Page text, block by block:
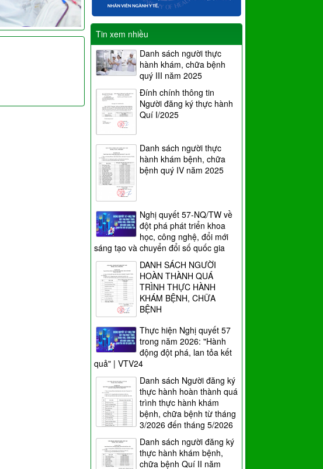
Tin xem nhiều
Danh sách người thực
hành khám, chữa bệnh
quý III năm 2025
Đính chính thông tin
Người đăng ký thực hành
Quí I/2025
Danh sách người thực
hành khám bệnh, chữa
bệnh quý IV năm 2025
Nghị quyết 57-NQ/TW về
đột phá phát triển khoa
học, công nghệ, đổi mới
sáng tạo và chuyển đổi số quốc gia
DANH SÁCH NGƯỜI
HOÀN THÀNH QUÁ
TRÌNH THỰC HÀNH
KHÁM BỆNH, CHỮA
BỆNH
Thực hiện Nghị quyết 57
trong năm 2026: "Hành
động đột phá, lan tỏa kết
quả" | VTV24
Danh sách Người đăng ký
thực hành hoàn thành quá
trình thực hành khám
bệnh, chữa bệnh từ tháng
3/2026 đến tháng 5/2026
Danh sách người đăng ký
thực hành khám bệnh,
chữa bệnh Quí II năm